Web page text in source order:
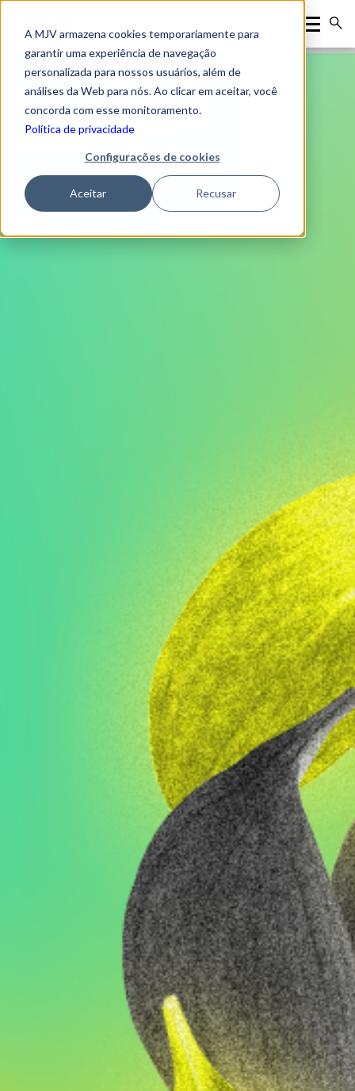
A MJV armazena cookies temporariamente para
garantir uma experiência de navegação
personalizada para nossos usuários, além de
análises da Web para nós. Ao clicar em aceitar, você
concorda com esse monitoramento.
Política de privacidade
Configurações de cookies
Aceitar Recusar